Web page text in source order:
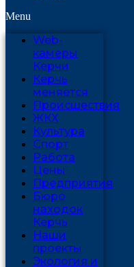
Menu
Web-
камеры
Керчи
Керчь
меняется
Проиcшествия
ЖКХ
Культура
Спорт
Работа
Цены
Предприятия
Бюро
находок
Керчь
Наши
проекты
Экология и